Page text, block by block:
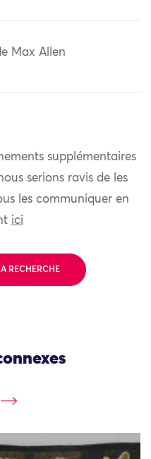
Max Allen
supplémentaires
serions ravis de les
les communiquer en
ici
RECHERCHE